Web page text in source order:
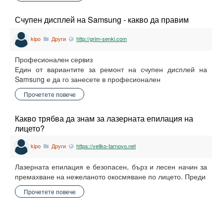
Счупен дисплей на Samsung - какво да правим
kipo Други http://grim-senki.com
Професионален сервиз
Един от вариантите за ремонт на счупен дисплей на
Samsung е да го занесете в професионален
Прочетете повече
Какво трябва да знам за лазерната епилация на
лицето?
kipo Други https://veliko-tarnovo.net
Лазерната епилация е безопасен, бърз и лесен начин за
премахване на нежеланото окосмяване по лицето. Преди
Прочетете повече